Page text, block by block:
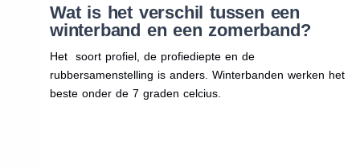
Wat is het verschil tussen een
winterband en een zomerband?
Het soort profiel, de profiediepte en de
rubbersamenstelling is anders. Winterbanden werken het
beste onder de 7 graden celcius.